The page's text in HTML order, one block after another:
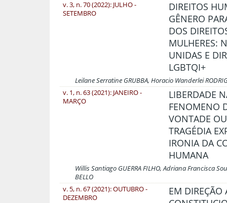
v. 3, n. 70 (2022): JULHO -
SETEMBRO
DIREITOS
GÊNERO
DOS
MULHERES:
UNIDAS E
LGBTQI+
Leilane Serratine GRUBBA, Horacio Wanderlei
v. 1, n. 63 (2021): JANEIRO -
MARÇO
LIBERDADE
FENOMENO
VONTADE
TRAGÉDIA
IRONIA DA
HUMANA
Willis Santiago GUERRA FILHO, Adriana Francisca
BELLO
v. 5, n. 67 (2021): OUTUBRO -
DEZEMBRO
EM DIREÇÃO